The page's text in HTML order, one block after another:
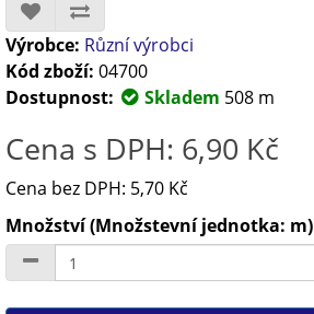
Výrobce: Různí výrobci
Kód zboží: 04700
Dostupnost:
Skladem 508 m
Cena s DPH: 6,90 Kč
Cena bez DPH: 5,70 Kč
Množství (Množstevní jednotka: m)